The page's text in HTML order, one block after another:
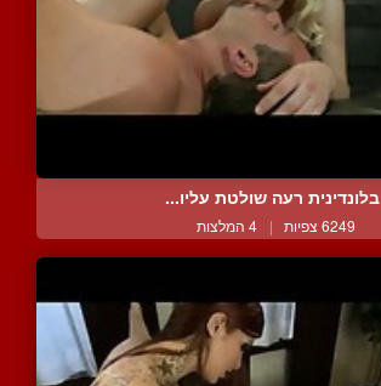
בלונדינית רעה שולטת עליו...
6249 צפיות | 4 המלצות